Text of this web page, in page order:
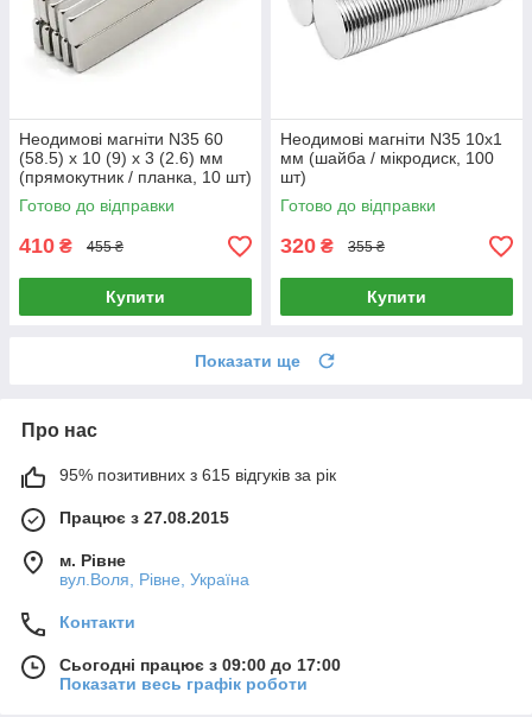
Неодимові магніти N35 60
(58.5) х 10 (9) х 3 (2.6) мм
(прямокутник / планка, 10 шт)
Готово до відправки
410 ₴ 455 ₴
Купити
Неодимові магніти N35 10х1
мм (шайба / мікродиск, 100
шт)
Готово до відправки
320 ₴ 355 ₴
Купити
Показати ще
Про нас
95% позитивних з 615 відгуків за рік
Працює з 27.08.2015
м. Рівне
вул.Воля, Рівне, Україна
Контакти
Сьогодні працює з 09:00 до 17:00
Показати весь графік роботи